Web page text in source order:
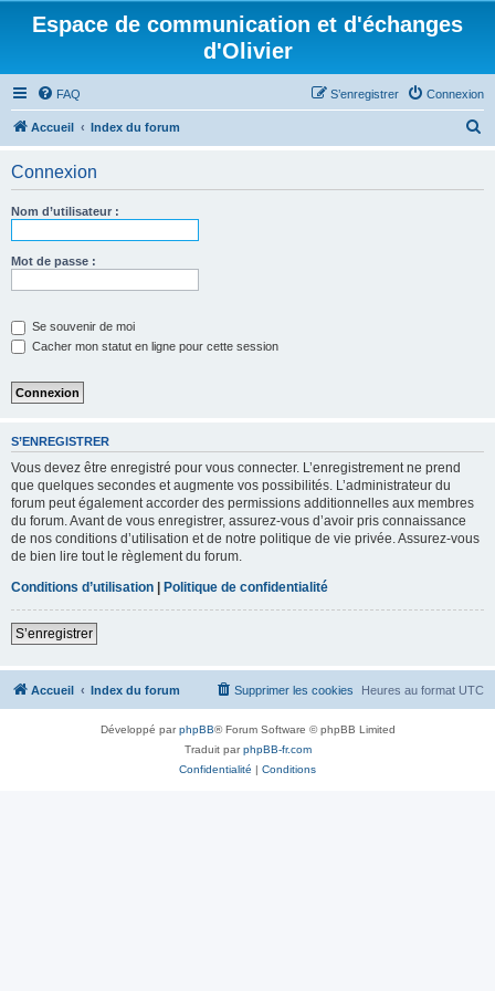
Espace de communication et d'échanges
d'Olivier
FAQ Connexion
S’enregistrer
Accueil Index du forum
Connexion
Nom d’utilisateur :
Mot de passe :
Se souvenir de moi
Cacher mon statut en ligne pour cette session
S’ENREGISTRER
Vous devez être enregistré pour vous connecter. L’enregistrement ne prend
que quelques secondes et augmente vos possibilités. L’administrateur du
forum peut également accorder des permissions additionnelles aux membres
du forum. Avant de vous enregistrer, assurez-vous d’avoir pris connaissance
de nos conditions d’utilisation et de notre politique de vie privée. Assurez-vous
de bien lire tout le règlement du forum.
Conditions d’utilisation | Politique de confidentialité
S’enregistrer
Accueil Index du forum Heures au format UTC
Supprimer les cookies
Développé parphpBB® Forum Software © phpBB Limited
Traduit parphpBB-fr.com
Confidentialité | Conditions